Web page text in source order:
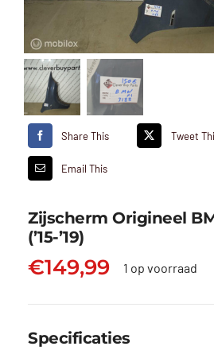
Share This Tweet
Email This
Zijscherm Origineel
(’15-’19)
€149,99 1 op voorraad
Specificaties